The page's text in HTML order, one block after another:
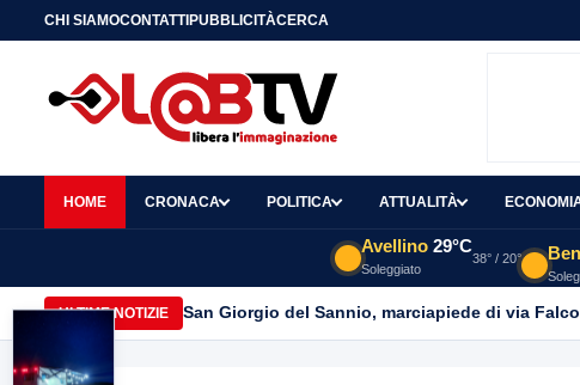
CHI SIAMOCONTATTIPUBBLICITÀCERCA
HOME CRONACA POLITICA ATTUALITÀ
Avellino 29°C
Soleggiato
38° / 20°
ULTIME NOTIZIE Avellino| Corpo senza vita di un 42enne